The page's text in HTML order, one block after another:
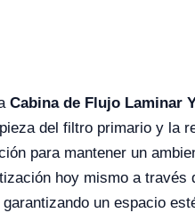
Cabina de Flujo Laminar
del filtro primario y la
para mantener un
hoy mismo a través
un espacio